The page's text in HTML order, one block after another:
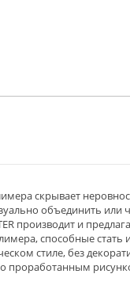
скрывает
объединить или
производит и
способные
стиле, без
проработанным